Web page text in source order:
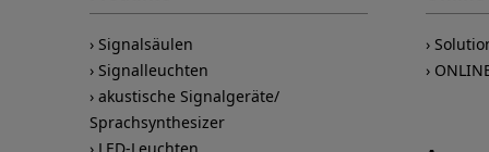
Signalsäulen
Signalleuchten
akustische Signalgeräte/
Sprachsynthesizer
LED-Leuchten